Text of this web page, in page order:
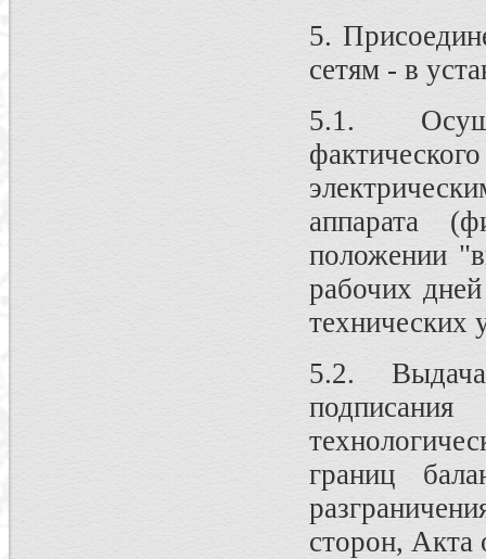
5.
сетям - в
5.1.
аппарата
положении
рабочих
технических
5.2.
границ
сторон, Акта